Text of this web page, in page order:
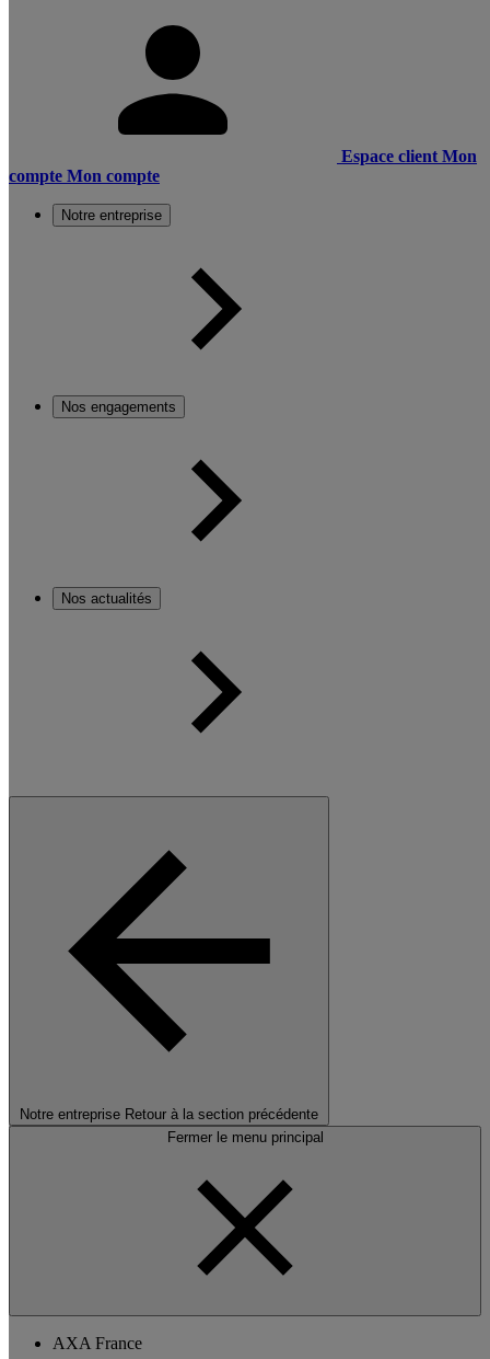
Espace client Mon
compte Mon compte
Notre entreprise
Nos engagements
Nos actualités
Notre entreprise Retour à la section précédente
Fermer le menu principal
AXA France